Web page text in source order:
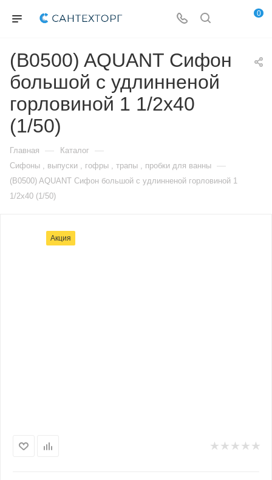
0
(B0500) AQUANT Сифон
большой с удлинненой
горловиной 1 1/2х40
(1/50)
Главная — Каталог —
Сифоны , выпуски , гофры , трапы , пробки для ванны —
(B0500) AQUANT Сифон большой с удлинненой горловиной 1
1/2х40 (1/50)
Акция